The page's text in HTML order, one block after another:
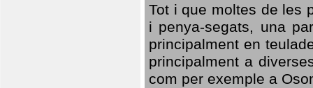
Tot i que moltes de les
i penya-segats, una
principalment en
principalment a
com per exemple a